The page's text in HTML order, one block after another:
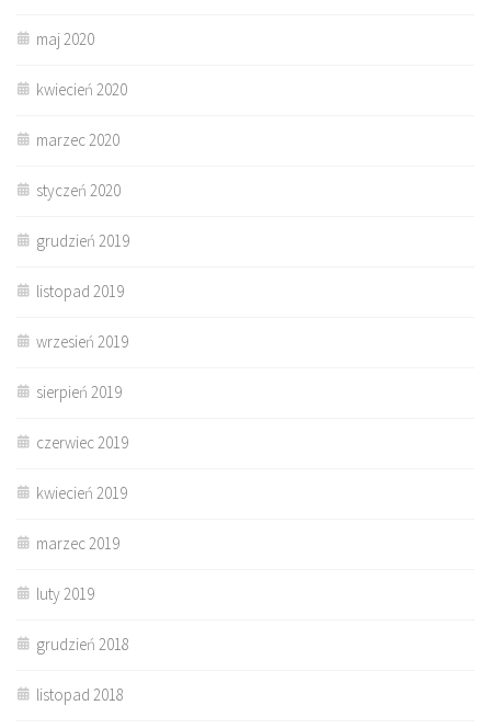
maj 2020
kwiecień 2020
marzec 2020
styczeń 2020
grudzień 2019
listopad 2019
wrzesień 2019
sierpień 2019
czerwiec 2019
kwiecień 2019
marzec 2019
luty 2019
grudzień 2018
listopad 2018